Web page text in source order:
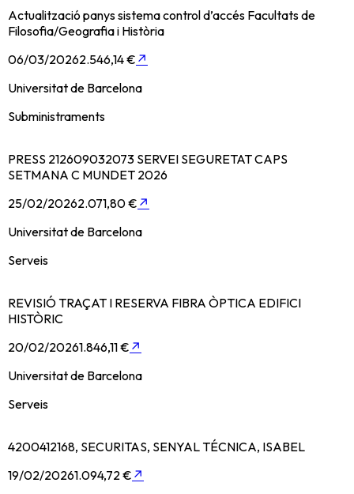
Actualització panys sistema control d’accés Facultats de
Filosofia/Geografia i Història
06/03/20262.546,14 € ↗
Universitat de Barcelona
Subministraments
PRESS 212609032073 SERVEI SEGURETAT CAPS
SETMANA C MUNDET 2026
25/02/20262.071,80 € ↗
Universitat de Barcelona
Serveis
REVISIÓ TRAÇAT I RESERVA FIBRA ÒPTICA EDIFICI
HISTÒRIC
20/02/20261.846,11 € ↗
Universitat de Barcelona
Serveis
4200412168, SECURITAS, SENYAL TÉCNICA, ISABEL
19/02/20261.094,72 € ↗